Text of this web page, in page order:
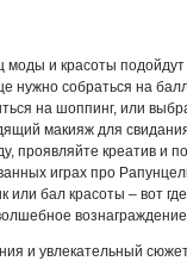
моды и красоты
нужно собраться на
на шоппинг, или
макияж для
проявляйте креатив и
играх про
или бал красоты – вот
и увлекательный сюжет